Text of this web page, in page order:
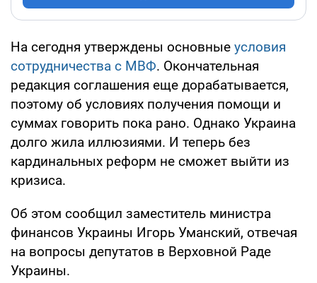
На сегодня утверждены основные условия
сотрудничества с МВФ. Окончательная
редакция соглашения еще дорабатывается,
поэтому об условиях получения помощи и
суммах говорить пока рано. Однако Украина
долго жила иллюзиями. И теперь без
кардинальных реформ не сможет выйти из
кризиса.
Об этом сообщил заместитель министра
финансов Украины Игорь Уманский, отвечая
на вопросы депутатов в Верховной Раде
Украины.